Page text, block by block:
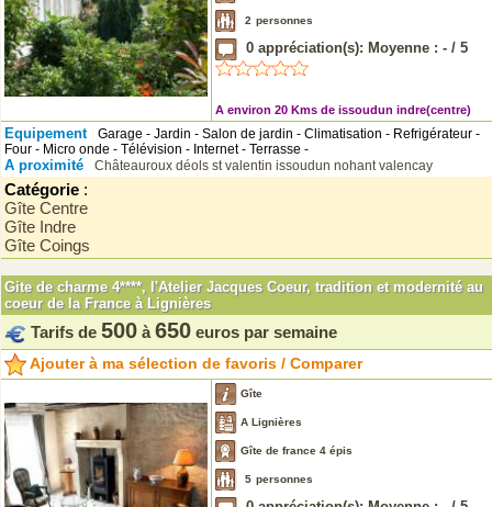
2 personnes
0 appréciation(s): Moyenne : - / 5
A environ 20 Kms de issoudun indre(centre)
Equipement
Garage - Jardin - Salon de jardin - Climatisation - Refrigérateur -
Four - Micro onde - Télévision - Internet - Terrasse -
A proximité Châteauroux déols st valentin issoudun nohantvalencay
Catégorie :
Gîte Centre
Gîte Indre
Gîte Coings
Gite de charme 4****, l'Atelier Jacques Coeur, tradition et modernité au
coeur de la France à Lignières
Tarifs de 500 à 650 euros par semaine
Ajouter à ma sélection de favoris / Comparer
Gîte
A Lignières
Gîte de france 4 épis
5 personnes